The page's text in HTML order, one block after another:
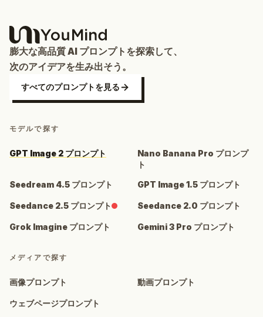
膨大な高品質 AI プロンプトを探索して、
次のアイデアを生み出そう。
すべてのプロンプトを見る
モデルで探す
GPT Image 2 プロンプト
Nano Banana Pro プロンプ
ト
Seedream 4.5 プロンプト
GPT Image 1.5 プロンプト
Seedance 2.5 プロンプト Seedance 2.0 プロンプト
Grok Imagine プロンプト Gemini 3 Pro プロンプト
メディアで探す
画像プロンプト 動画プロンプト
ウェブページプロンプト